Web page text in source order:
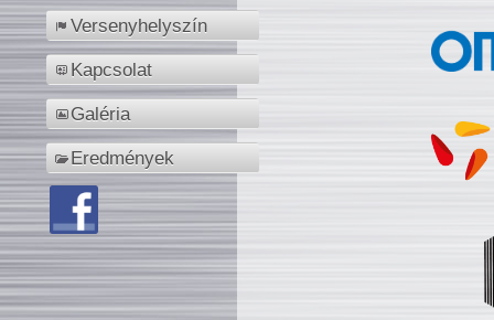
Versenyhelyszín
Kapcsolat
Galéria
Eredmények